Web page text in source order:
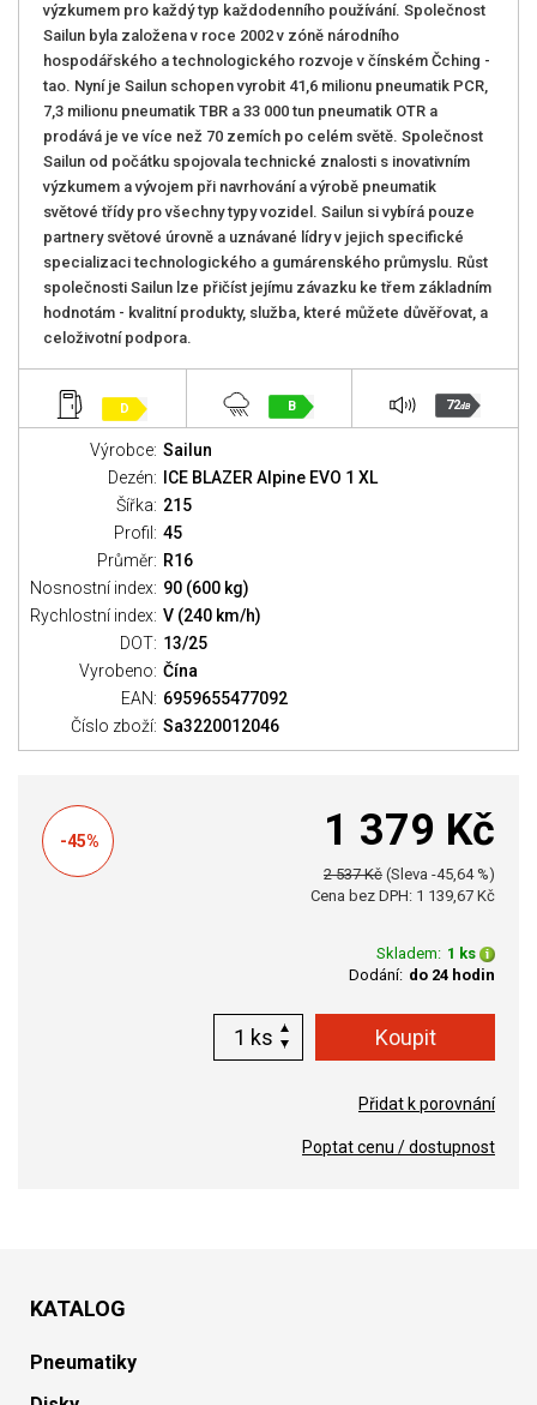
výzkumem pro každý typ každodenního používání. Společnost
Sailun byla založena v roce 2002 v zóně národního
hospodářského a technologického rozvoje v čínském Čching -
tao. Nyní je Sailun schopen vyrobit 41,6 milionu pneumatik PCR,
7,3 milionu pneumatik TBR a 33 000 tun pneumatik OTR a
prodává je ve více než 70 zemích po celém světě. Společnost
Sailun od počátku spojovala technické znalosti s inovativním
výzkumem a vývojem při navrhování a výrobě pneumatik
světové třídy pro všechny typy vozidel. Sailun si vybírá pouze
partnery světové úrovně a uznávané lídry v jejich specifické
specializaci technologického a gumárenského průmyslu. Růst
společnosti Sailun lze přičíst jejímu závazku ke třem základním
hodnotám - kvalitní produkty, služba, které můžete důvěřovat, a
celoživotní podpora.
D B 72dB
Výrobce: Sailun
Dezén:
ICE BLAZER Alpine EVO 1 XL
Šířka: 215
Profil: 45
Průměr: R16
Nosnostní index: 90 (600 kg)
Rychlostní index: V (240 km/h)
DOT: 13/25
Vyrobeno: Čína
EAN: 6959655477092
Číslo zboží: Sa3220012046
-45% 1 379 Kč
2 537 Kč (Sleva -45,64 %)
Cena bez DPH: 1 139,67 Kč
Skladem: 1 ks
Dodání: do 24 hodin
ks
Přidat k porovnání
Poptat cenu / dostupnost
KATALOG
Pneumatiky